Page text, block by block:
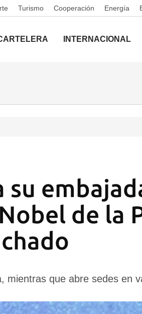
Turismo Cooperación Energía
INTERNACIONAL
su
de la
mientras que abre sedes en